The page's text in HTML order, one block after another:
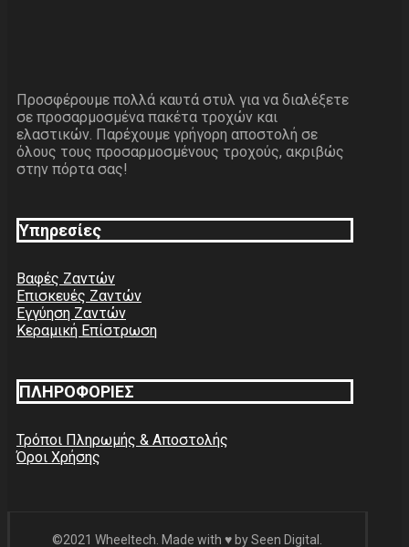
Προσφέρουμε πολλά καυτά στυλ για να διαλέξετε
σε προσαρμοσμένα πακέτα τροχών και
ελαστικών. Παρέχουμε γρήγορη αποστολή σε
όλους τους προσαρμοσμένους τροχούς, ακριβώς
στην πόρτα σας!
Υπηρεσίες
Βαφές Ζαντών
Επισκευές Ζαντών
Εγγύηση Ζαντών
Κεραμική Επίστρωση
ΠΛΗΡΟΦΟΡΙΕΣ
Τρόποι Πληρωμής & Αποστολής
Όροι Χρήσης
©2021 Wheeltech. Made with ♥ by Seen Digital.